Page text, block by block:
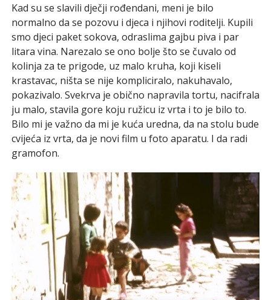
Kad su se slavili dječji rođendani, meni je bilo
normalno da se pozovu i djeca i njihovi roditelji. Kupili
smo djeci paket sokova, odraslima gajbu piva i par
litara vina. Narezalo se ono bolje što se čuvalo od
kolinja za te prigode, uz malo kruha, koji kiseli
krastavac, ništa se nije kompliciralo, nakuhavalo,
pokazivalo. Svekrva je obično napravila tortu, nacifrala
ju malo, stavila gore koju ružicu iz vrta i to je bilo to.
Bilo mi je važno da mi je kuća uredna, da na stolu bude
cvijeća iz vrta, da je novi film u foto aparatu. I da radi
gramofon.